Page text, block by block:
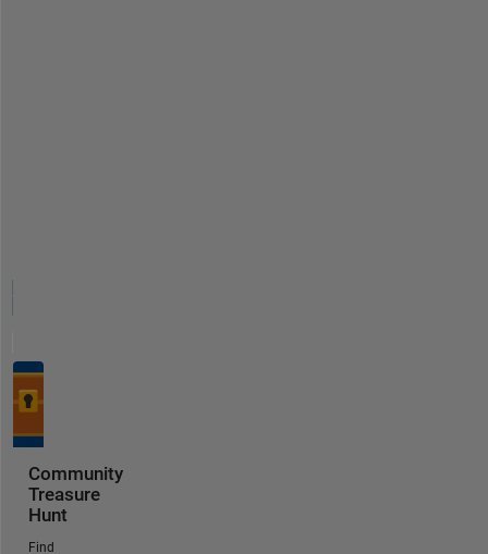
Community
Treasure
Hunt
Find